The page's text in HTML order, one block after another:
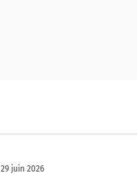
29 juin 2026